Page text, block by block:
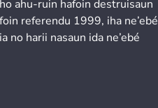
ahu-ruin hafoin destruisaun
referendu 1999, iha ne’ebé
no harii nasaun ida ne’ebé